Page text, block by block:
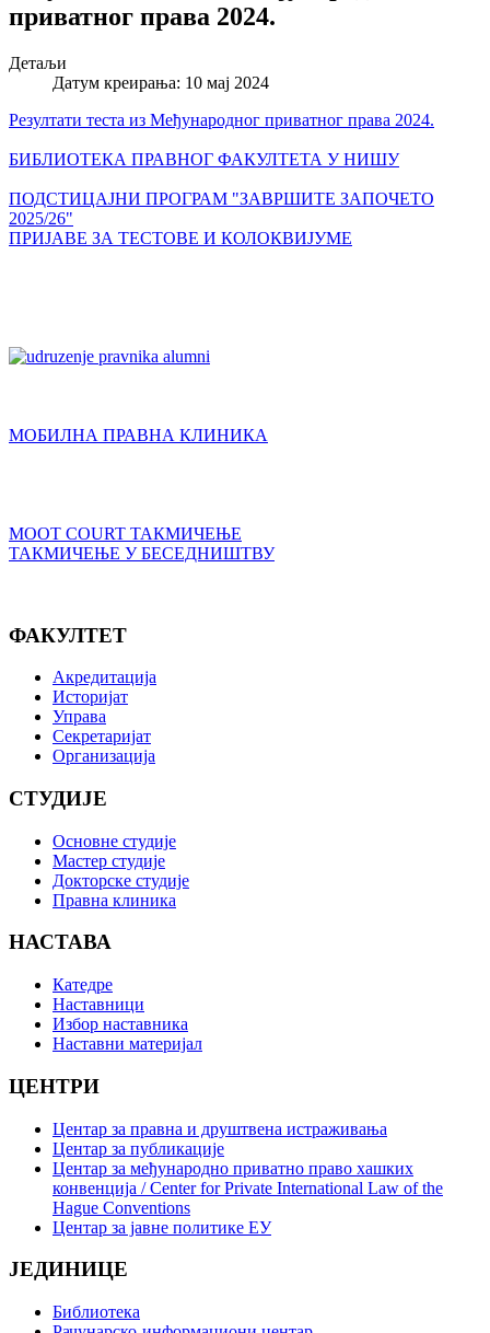
приватног права 2024.
Детаљи
Датум креирања: 10 мај 2024
Резултати теста из Међународног приватног права 2024.
БИБЛИОТЕКА ПРАВНОГ ФАКУЛТЕТА У НИШУ
ПОДСТИЦАЈНИ ПРОГРАМ "ЗАВРШИТЕ ЗАПОЧЕТО
2025/26"
ПРИЈАВЕ ЗА ТЕСТОВЕ И КОЛОКВИЈУМЕ
МОБИЛНА ПРАВНА КЛИНИКА
MOOT COURT ТАКМИЧЕЊЕ
ТАКМИЧЕЊЕ У БЕСЕДНИШТВУ
ФАКУЛТЕТ
Акредитација
Историјат
Управа
Секретаријат
Организација
СТУДИЈЕ
Основне студије
Мастер студије
Докторске студије
Правна клиника
НАСТАВА
Катедре
Наставници
Избор наставника
Наставни материјал
ЦЕНТРИ
Центар за правна и друштвена истраживања
Центар за публикације
Центар за међународно приватно право хашких
конвенција / Center for Private International Law of the
Hague Conventions
Центар за јавне политике ЕУ
ЈЕДИНИЦЕ
Библиотека